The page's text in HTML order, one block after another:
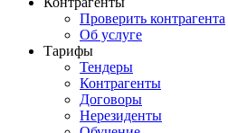
Проверить контрагента
Об услуге
Тарифы
Тендеры
Контрагенты
Договоры
Нерезиденты